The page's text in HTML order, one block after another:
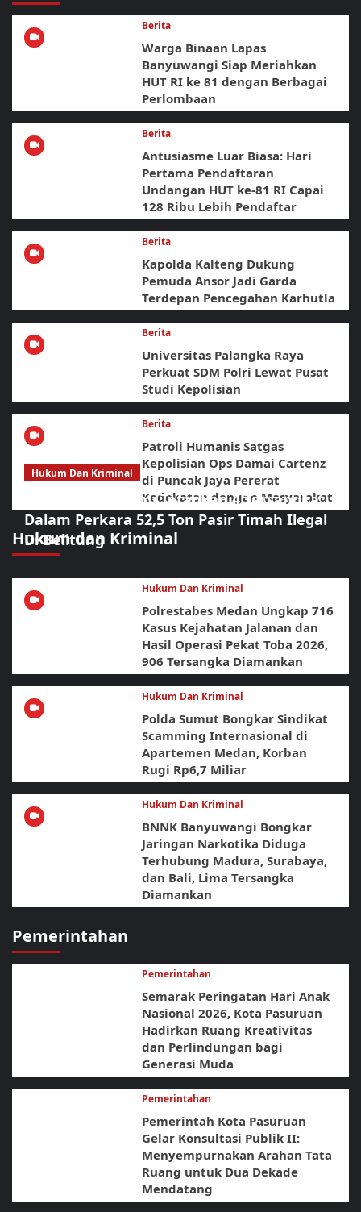
Berita
Warga Binaan Lapas
Banyuwangi Siap Meriahkan
HUT RI ke 81 dengan Berbagai
Perlombaan
Berita
Antusiasme Luar Biasa: Hari
Pertama Pendaftaran
Undangan HUT ke-81 RI Capai
128 Ribu Lebih Pendaftar
Berita
Kapolda Kalteng Dukung
Pemuda Ansor Jadi Garda
Terdepan Pencegahan Karhutla
Berita
Universitas Palangka Raya
Perkuat SDM Polri Lewat Pusat
Studi Kepolisian
Berita
Patroli Humanis Satgas
Kepolisian Ops Damai Cartenz
di Puncak Jaya Pererat
Kedekatan dengan Masyarakat
Hukum dan Kriminal
Hukum Dan Kriminal
Polda Babel Resmi Tetapkan 4 Tersangka
Dalam Perkara 52,5 Ton Pasir Timah Ilegal
Di Belitung
Hukum Dan Kriminal
Polrestabes Medan Ungkap 716
Kasus Kejahatan Jalanan dan
Hasil Operasi Pekat Toba 2026,
906 Tersangka Diamankan
Hukum Dan Kriminal
Polda Sumut Bongkar Sindikat
Scamming Internasional di
Apartemen Medan, Korban
Rugi Rp6,7 Miliar
Hukum Dan Kriminal
BNNK Banyuwangi Bongkar
Jaringan Narkotika Diduga
Terhubung Madura, Surabaya,
dan Bali, Lima Tersangka
Diamankan
Pemerintahan
Pemerintahan
Semarak Peringatan Hari Anak
Nasional 2026, Kota Pasuruan
Hadirkan Ruang Kreativitas
dan Perlindungan bagi
Generasi Muda
Pemerintahan
Pemerintah Kota Pasuruan
Gelar Konsultasi Publik II:
Menyempurnakan Arahan Tata
Ruang untuk Dua Dekade
Mendatang